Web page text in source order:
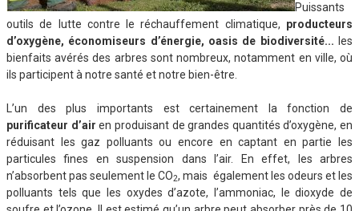
Puissants
outils de lutte contre le réchauffement climatique, producteurs
d’oxygène, économiseurs d’énergie, oasis de biodiversité... les
bienfaits avérés des arbres sont nombreux, notamment en ville, où
ils participent à notre santé et notre bien-être.
L’un des plus importants est certainement la fonction de
purificateur d’air en produisant de grandes quantités d’oxygène, en
réduisant les gaz polluants ou encore en captant en partie les
particules fines en suspension dans l’air. En effet, les arbres
n’absorbent pas seulement le CO2, mais également les odeurs et les
polluants tels que les oxydes d’azote, l’ammoniac, le dioxyde de